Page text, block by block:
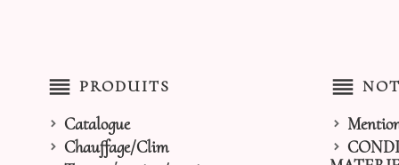
reorder PRODUITS
Catalogue
Chauffage/Clim
reorder